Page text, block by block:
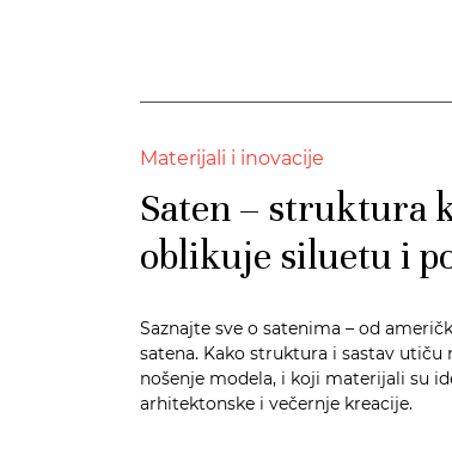
Materijali i inovacije
Saten – struktura
oblikuje siluetu i
Saznajte sve o satenima – od
satena. Kako struktura i sastav utiču
nošenje modela, i koji materijali su
arhitektonske i večernje kreacije.